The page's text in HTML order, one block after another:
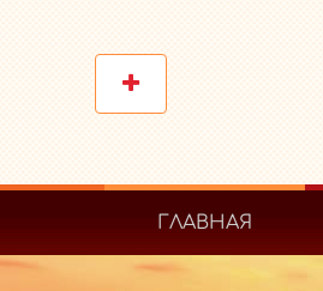
ГЛАВНАЯ